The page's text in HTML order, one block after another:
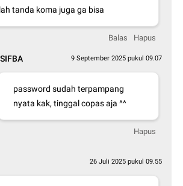
tanda koma juga ga bisa
Balas Hapus
9 September 2025 pukul 09.07
password sudah terpampang
nyata kak, tinggal copas aja ^^
Hapus
26 Juli 2025 pukul 09.55